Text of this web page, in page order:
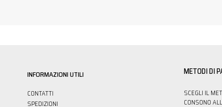
INFORMAZIONI UTILI
CONTATTI
SPEDIZIONI
METODI DI
SCEGLI IL
CONSONO